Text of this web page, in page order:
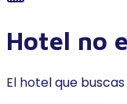
Hotel no
El hotel que